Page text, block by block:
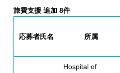
旅費支援 追加 8件
応募者氏名 所属
Hospital of